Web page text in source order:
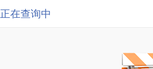
正在查询中